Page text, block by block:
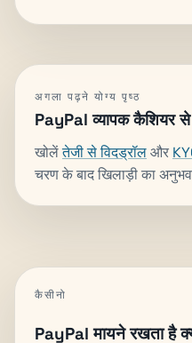
अगला पढ़ने योग्य पृष्ठ
PayPal व्यापक कैशियर से
खोलेंतेजी से विदड्रॉलऔर
चरण के बाद खिलाड़ी का
कैसीनो
PayPal मायने रखता है